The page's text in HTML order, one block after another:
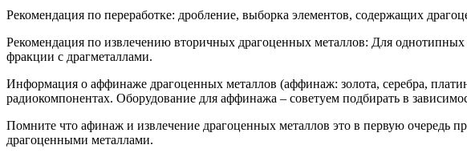
Рекомендация по переработке: дробление, выборка элементов, содержащих
Рекомендация по извлечению вторичных драгоценных металлов: Для
фракции с драгметаллами.
Информация о аффинаже драгоценных металлов (аффинаж: золота, серебра,
радиокомпонентах. Оборудование для аффинажа – советуем подбирать в
Помните что афинаж и извлечение драгоценных металлов это в первую очередь
драгоценными металлами.